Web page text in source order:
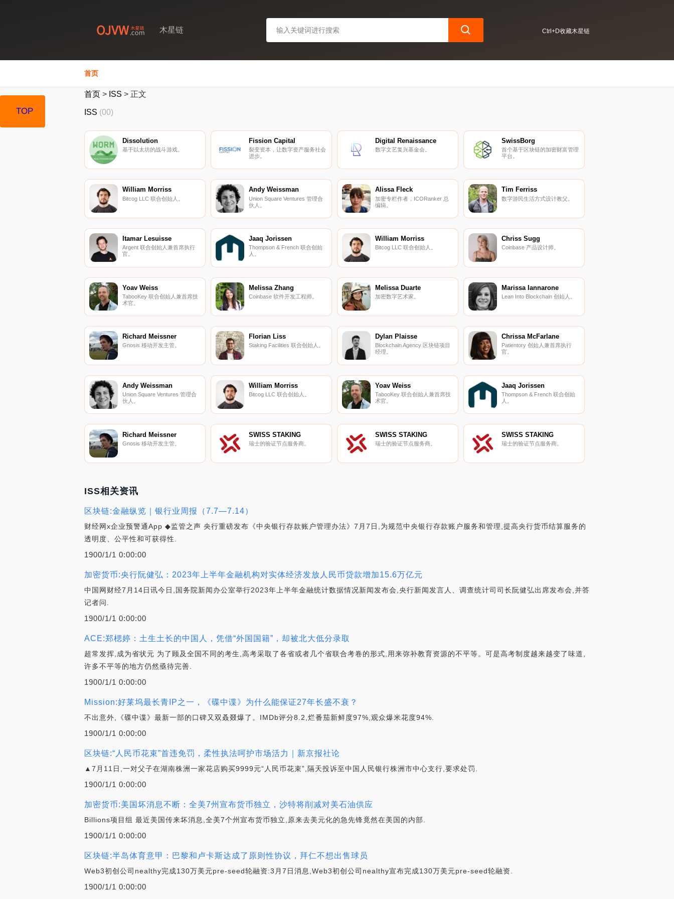
木星链 Ctrl+D收藏木星链
首页
首页 > ISS > 正文
TOP ISS (00)
Dissolution
基于以太坊的战斗游戏。
Fission Capital
裂变资本，让数字资产服务社会
进步。
Digital Renaissance
数字文艺复兴基金会。
SwissBorg
首个基于区块链的加密财富管理
平台。
William Morriss
Bitcog LLC 联合创始人。
Andy Weissman
Union Square Ventures 管理合
伙人。
Alissa Fleck
加密专栏作者，ICORanker 总
编辑。
Tim Ferriss
数字游民生活方式设计教父。
Itamar Lesuisse
Argent 联合创始人兼首席执行
官。
Jaaq Jorissen
Thompson & French 联合创始
人。
William Morriss
Bitcog LLC 联合创始人。
Chriss Sugg
Coinbase 产品设计师。
Yoav Weiss
TabooKey 联合创始人兼首席技
术官。
Melissa Zhang
Coinbase 软件开发工程师。
Melissa Duarte
加密数字艺术家。
Marissa Iannarone
Lean Into Blockchain 创始人。
Richard Meissner
Gnosis 移动开发主管。
Florian Liss
Staking Facilities 联合创始人。
Dylan Plaisse
Blockchain Agency 区块链项目
经理。
Chrissa McFarlane
Patientory 创始人兼首席执行
官。
Andy Weissman
Union Square Ventures 管理合
伙人。
William Morriss
Bitcog LLC 联合创始人。
Yoav Weiss
TabooKey 联合创始人兼首席技
术官。
Jaaq Jorissen
Thompson & French 联合创始
人。
Richard Meissner
Gnosis 移动开发主管。
SWISS STAKING
瑞士的验证节点服务商。
SWISS STAKING
瑞士的验证节点服务商。
SWISS STAKING
瑞士的验证节点服务商。
ISS相关资讯
区块链:金融纵览｜银行业周报（7.7—7.14）
财经网x企业预警通App ◆监管之声 央行重磅发布《中央银行存款账户管理办法》7月7日,为规范中央银行存款账户服务和管理,提高央行货币结算服务的
透明度、公平性和可获得性.
1900/1/1 0:00:00
加密货币:央行阮健弘：2023年上半年金融机构对实体经济发放人民币贷款增加15.6万亿元
中国网财经7月14日讯今日,国务院新闻办公室举行2023年上半年金融统计数据情况新闻发布会,央行新闻发言人、调查统计司司长阮健弘出席发布会,并答
记者问.
1900/1/1 0:00:00
ACE:郑楒婷：土生土长的中国人，凭借“外国国籍”，却被北大低分录取
超常发挥,成为省状元 为了顾及全国不同的考生,高考采取了各省或者几个省联合考卷的形式,用来弥补教育资源的不平等。可是高考制度越来越变了味道,
许多不平等的地方仍然亟待完善.
1900/1/1 0:00:00
Mission:好莱坞最长青IP之一，《碟中谍》为什么能保证27年长盛不衰？
不出意外,《碟中谍》最新一部的口碑又双叒叕爆了。IMDb评分8.2,烂番茄新鲜度97%,观众爆米花度94%.
1900/1/1 0:00:00
区块链:“人民币花束”首违免罚，柔性执法呵护市场活力｜新京报社论
▲7月11日,一对父子在湖南株洲一家花店购买9999元“人民币花束”,隔天投诉至中国人民银行株洲市中心支行,要求处罚.
1900/1/1 0:00:00
加密货币:美国坏消息不断：全美7州宣布货币独立，沙特将削减对美石油供应
Billions项目组 最近美国传来坏消息,全美7个州宣布货币独立,原来去美元化的急先锋竟然在美国的内部.
1900/1/1 0:00:00
区块链:半岛体育意甲：巴黎和卢卡斯达成了原则性协议，拜仁不想出售球员
Web3初创公司nealthy完成130万美元pre-seed轮融资:3月7日消息,Web3初创公司nealthy宣布完成130万美元pre-seed轮融资.
1900/1/1 0:00:00